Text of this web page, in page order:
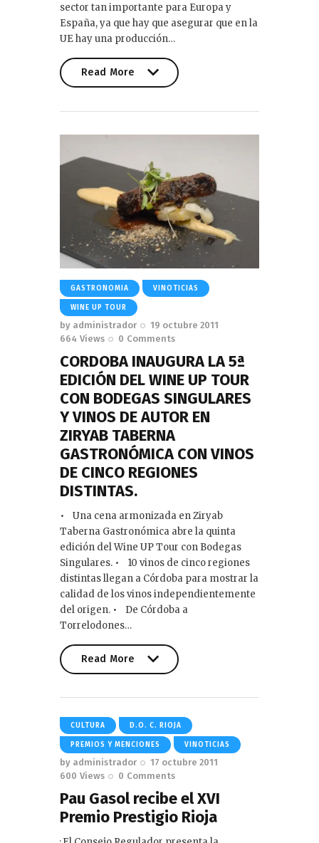
sector tan importante para Europa y
España, ya que hay que asegurar que en la
UE hay una producción…
Read More
GASTRONOMIA VINOTICIAS
WINE UP TOUR
by administrador
19 octubre 2011
664 Views 0 Comments
CORDOBA INAUGURA LA 5ª
EDICIÓN DEL WINE UP TOUR
CON BODEGAS SINGULARES
Y VINOS DE AUTOR EN
ZIRYAB TABERNA
GASTRONÓMICA CON VINOS
DE CINCO REGIONES
DISTINTAS.
• Una cena armonizada en Ziryab
Taberna Gastronómica abre la quinta
edición del Wine UP Tour con Bodegas
Singulares. • 10 vinos de cinco regiones
distintas llegan a Córdoba para mostrar la
calidad de los vinos independientemente
del origen. • De Córdoba a
Torrelodones…
Read More
CULTURA D.O. C. RIOJA
PREMIOS Y MENCIONES VINOTICIAS
by administrador
17 octubre 2011
600 Views 0 Comments
Pau Gasol recibe el XVI
Premio Prestigio Rioja